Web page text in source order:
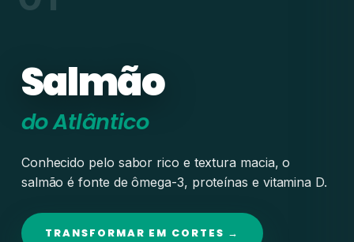
Salmão
do Atlântico
Conhecido pelo sabor rico e textura macia, o
salmão é fonte de ômega-3, proteínas e vitamina D.
TRANSFORMAR EM CORTES →